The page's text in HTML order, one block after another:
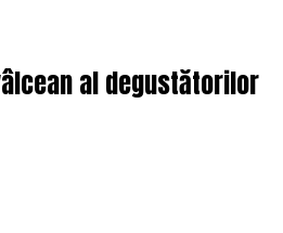
al degustătorilor